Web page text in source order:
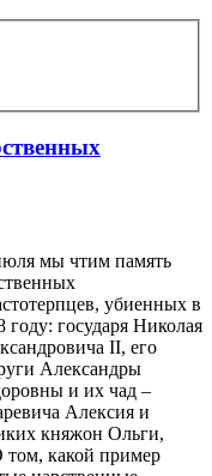
мы чтим память
убиенных в
году: государя Николая
II, его
Александры
и их чад –
Алексия и
княжон Ольги,
какой пример